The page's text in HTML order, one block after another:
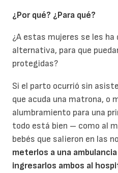
¿Por qué? ¿Para qué?
¿A estas mujeres se les ha
alternativa, para que
protegidas?
Si el parto ocurrió sin
que acuda una matrona, o
alumbramiento para una
todo está bien – como al
bebés que salieron en las
meterlos a una
ingresarlos ambos al